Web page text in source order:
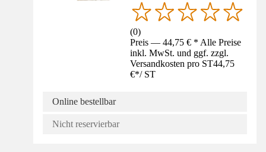
(0)
Preis — 44,75 € * Alle Preise
inkl. MwSt. und ggf. zzgl.
Versandkosten pro ST44,75
€*/ ST
Online bestellbar
Nicht reservierbar